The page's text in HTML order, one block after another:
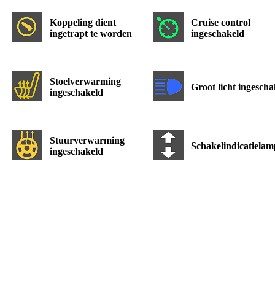
Koppeling dient
ingetrapt te worden
Cruise control
ingeschakeld
Stoelverwarming
ingeschakeld
Groot licht
Stuurverwarming
ingeschakeld